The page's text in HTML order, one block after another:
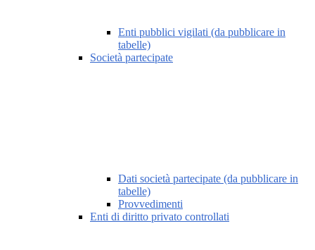
Enti pubblici vigilati (da pubblicare in
tabelle)
Società partecipate
Dati società partecipate (da pubblicare in
tabelle)
Provvedimenti
Enti di diritto privato controllati